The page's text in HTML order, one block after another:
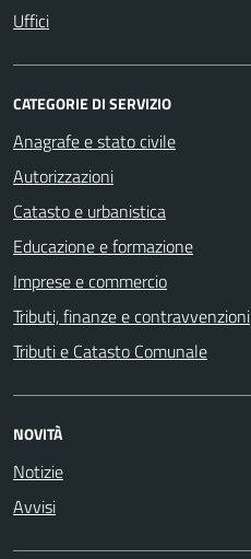
Uffici
CATEGORIE DI SERVIZIO
Anagrafe e stato civile
Autorizzazioni
Catasto e urbanistica
Educazione e formazione
Imprese e commercio
Tributi, finanze e contravvenzioni
Tributi e Catasto Comunale
NOVITÀ
Notizie
Avvisi